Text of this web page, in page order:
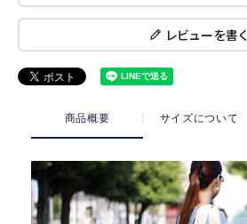
レビューを書く
商品概要 サイズについて